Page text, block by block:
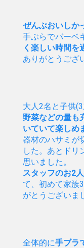
ぜんぶおいしか
手ぶらでバーベ
く楽しい時間を
ありがとうござ
大人2名と子供
野菜などの量も
いていて楽しめ
器材のハサミが
した。あとドリ
思いました。
スタッフのお2
て、初めて家族
がとうございま
全体的に手ブラ